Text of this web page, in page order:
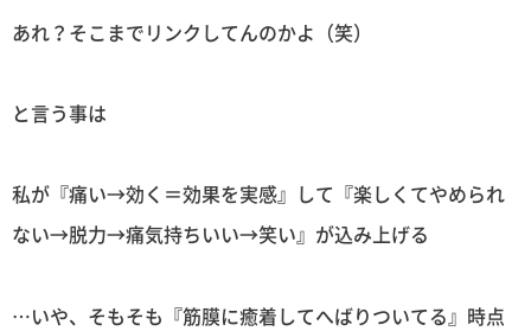
あれ？そこまでリンクしてんのかよ（笑）
と言う事は
私が『痛い→効く＝効果を実感』して『楽しくてやめられ
ない→脱力→痛気持ちいい→笑い』が込み上げる
…いや、そもそも『筋膜に癒着してへばりついてる』時点